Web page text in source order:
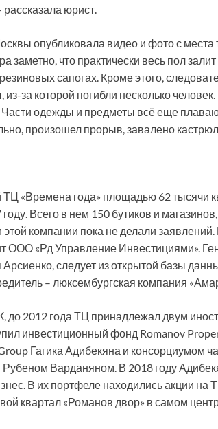
рассказала юрист.
опубликовала видео и фото с места
заметно, что практически весь пол
сапогах. Кроме этого,
за которой погибли несколько
одежды и предметы всё еще
произошел прорыв, завалено
«Времена года» площадью 62 тысячи
Всего в нем 150 бутиков и
компании пока не делали
ООО «Рд Управление Инвестициями».
следует из открытой базы
– люксембургская компания
до 2012 года ТЦ принадлежал двум
инвестиционный фонд Romanov
Гагика Адибекяна и консорциумом
Варданяном. В 2018 году
В их портфеле находились акции на
квартал «Романов двор» в самом